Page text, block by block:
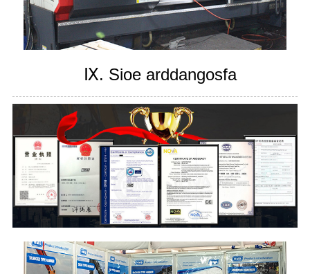
Ⅸ. Sioe arddangosfa